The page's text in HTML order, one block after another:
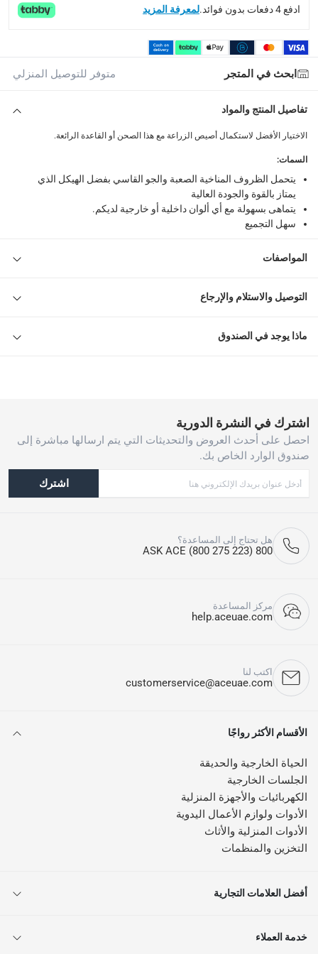
ادفع 4 دفعات بدون فوائد. لمعرفة المزيد
ابحث في المتجر متوفر للتوصيل المنزلي
تفاصيل المنتج والمواد
الاختيار الأفضل لاستكمال أصيص الزراعة مع هذا الصحن أو القاعدة الرائعة.
السمات:
يتحمل الظروف المناخية الصعبة والجو القاسي بفضل الهيكل الذي
يمتاز بالقوة والجودة العالية
يتماهى بسهولة مع أي ألوان داخلية أو خارجية لديكم.
سهل التجميع
المواصفات
التوصيل والاستلام والإرجاع
ماذا يوجد في الصندوق
اشترك في النشرة الدورية
احصل على أحدث العروض والتحديثات التي يتم ارسالها مباشرة إلى
صندوق الوارد الخاص بك.
اشترك
هل تحتاج إلى المساعدة؟
800 ASK ACE (800 275 223)
مركز المساعدة
help.aceuae.com
اكتب لنا
customerservice@aceuae.com
الأقسام الأكثر رواجًا
الحياة الخارجية والحديقة
الجلسات الخارجية
الكهربائيات والأجهزة المنزلية
الأدوات ولوازم الأعمال اليدوية
الأدوات المنزلية والأثاث
التخزين والمنظمات
أفضل العلامات التجارية
خدمة العملاء